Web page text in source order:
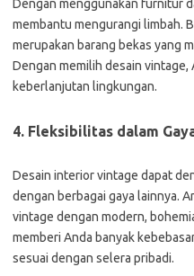
Dengan menggunakan furnitur
membantu mengurangi limbah.
merupakan barang bekas yang
Dengan memilih desain
keberlanjutan lingkungan.
4. Fleksibilitas dalam
Desain interior vintage dapat
dengan berbagai gaya lainnya.
vintage dengan modern,
memberi Anda banyak
sesuai dengan selera pribadi.